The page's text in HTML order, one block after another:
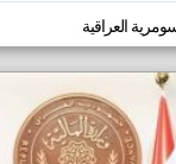
العراقية